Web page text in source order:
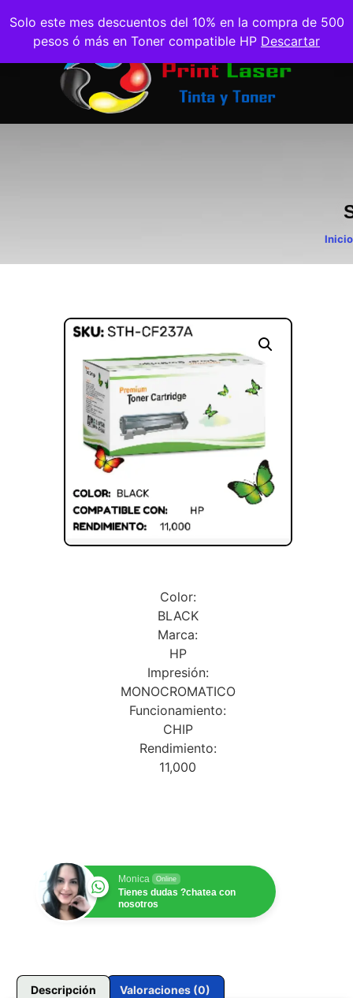
Solo este mes descuentos del 10% en la compra de 500
pesos ó más en Toner compatible HP Descartar
Inicio
Color:
BLACK
Marca:
HP
Impresión:
MONOCROMATICO
Funcionamiento:
CHIP
Rendimiento:
11,000
Monica Online
Tienes dudas ?chatea con
nosotros
Descripción Valoraciones (0)